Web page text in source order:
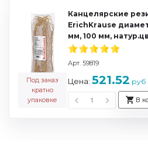
Канцелярские
ErichKrause
мм, 100 мм,
Арт. 59819
Под заказ
кратно
упаковке
Цена: 521.52 руб
В